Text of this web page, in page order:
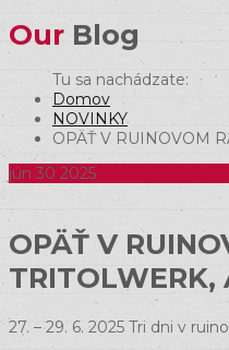
Our Blog
Domov
NOVINKY
OPÄŤ V RUINOVOM
jún 30 2025
OPÄŤ V
TRITOLWERK,
27. – 29. 6. 2025 Tri dni v